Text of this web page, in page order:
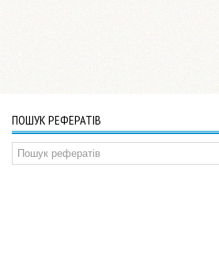
ПОШУК РЕФЕРАТІВ